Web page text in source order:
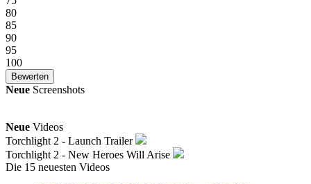
80
85
90
95
100
Neue Screenshots
Neue Videos
Torchlight 2 - Launch Trailer
Torchlight 2 - New Heroes Will Arise
Die 15 neuesten Videos